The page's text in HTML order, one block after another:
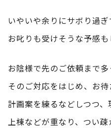
いやいや余りにサボり過ぎ
お叱りも受けそうな予感も
お陰様で先のご依頼まで多
そのご対応をはじめ、お
計画案を練るなどしつつ、
上棟などが重なり、つい疎